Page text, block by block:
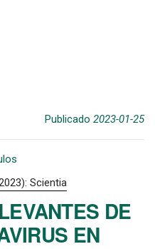
Publicado 2023-01-25
Scientia
DE
EN